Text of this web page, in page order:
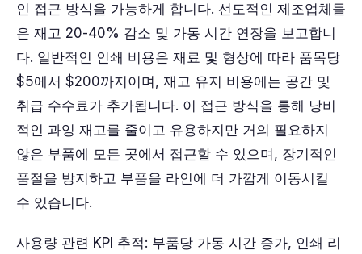
인 접근 방식을 가능하게 합니다. 선도적인 제조업체들
은 재고 20-40% 감소 및 가동 시간 연장을 보고합니
다. 일반적인 인쇄 비용은 재료 및 형상에 따라 품목당
$5에서 $200까지이며, 재고 유지 비용에는 공간 및
취급 수수료가 추가됩니다. 이 접근 방식을 통해 낭비
적인 과잉 재고를 줄이고 유용하지만 거의 필요하지
않은 부품에 모든 곳에서 접근할 수 있으며, 장기적인
품절을 방지하고 부품을 라인에 더 가깝게 이동시킬
수 있습니다.
사용량 관련 KPI 추적: 부품당 가동 시간 증가, 인쇄 리